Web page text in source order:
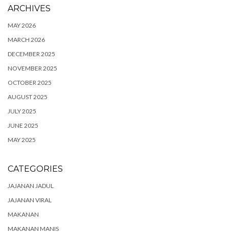
ARCHIVES
MAY 2026
MARCH 2026
DECEMBER 2025
NOVEMBER 2025
OCTOBER 2025
AUGUST 2025
JULY 2025
JUNE 2025
MAY 2025
CATEGORIES
JAJANAN JADUL
JAJANAN VIRAL
MAKANAN
MAKANAN MANIS